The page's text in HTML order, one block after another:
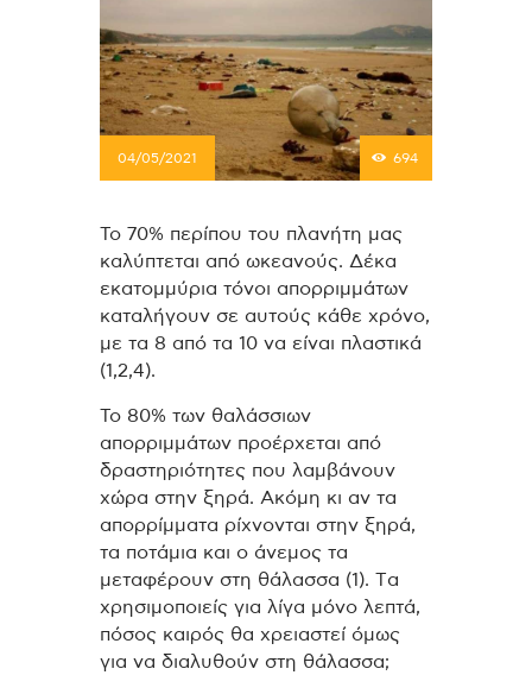
04/05/2021 694
Το 70% περίπου του πλανήτη μας
καλύπτεται από ωκεανούς. Δέκα
εκατομμύρια τόνοι απορριμμάτων
καταλήγουν σε αυτούς κάθε χρόνο,
με τα 8 από τα 10 να είναι πλαστικά
(1,2,4).
Το 80% των θαλάσσιων
απορριμμάτων προέρχεται από
δραστηριότητες που λαμβάνουν
χώρα στην ξηρά. Ακόμη κι αν τα
απορρίμματα ρίχνονται στην ξηρά,
τα ποτάμια και ο άνεμος τα
μεταφέρουν στη θάλασσα (1). Tα
χρησιμοποιείς για λίγα μόνο λεπτά,
πόσος καιρός θα χρειαστεί όμως
για να διαλυθούν στη θάλασσα;